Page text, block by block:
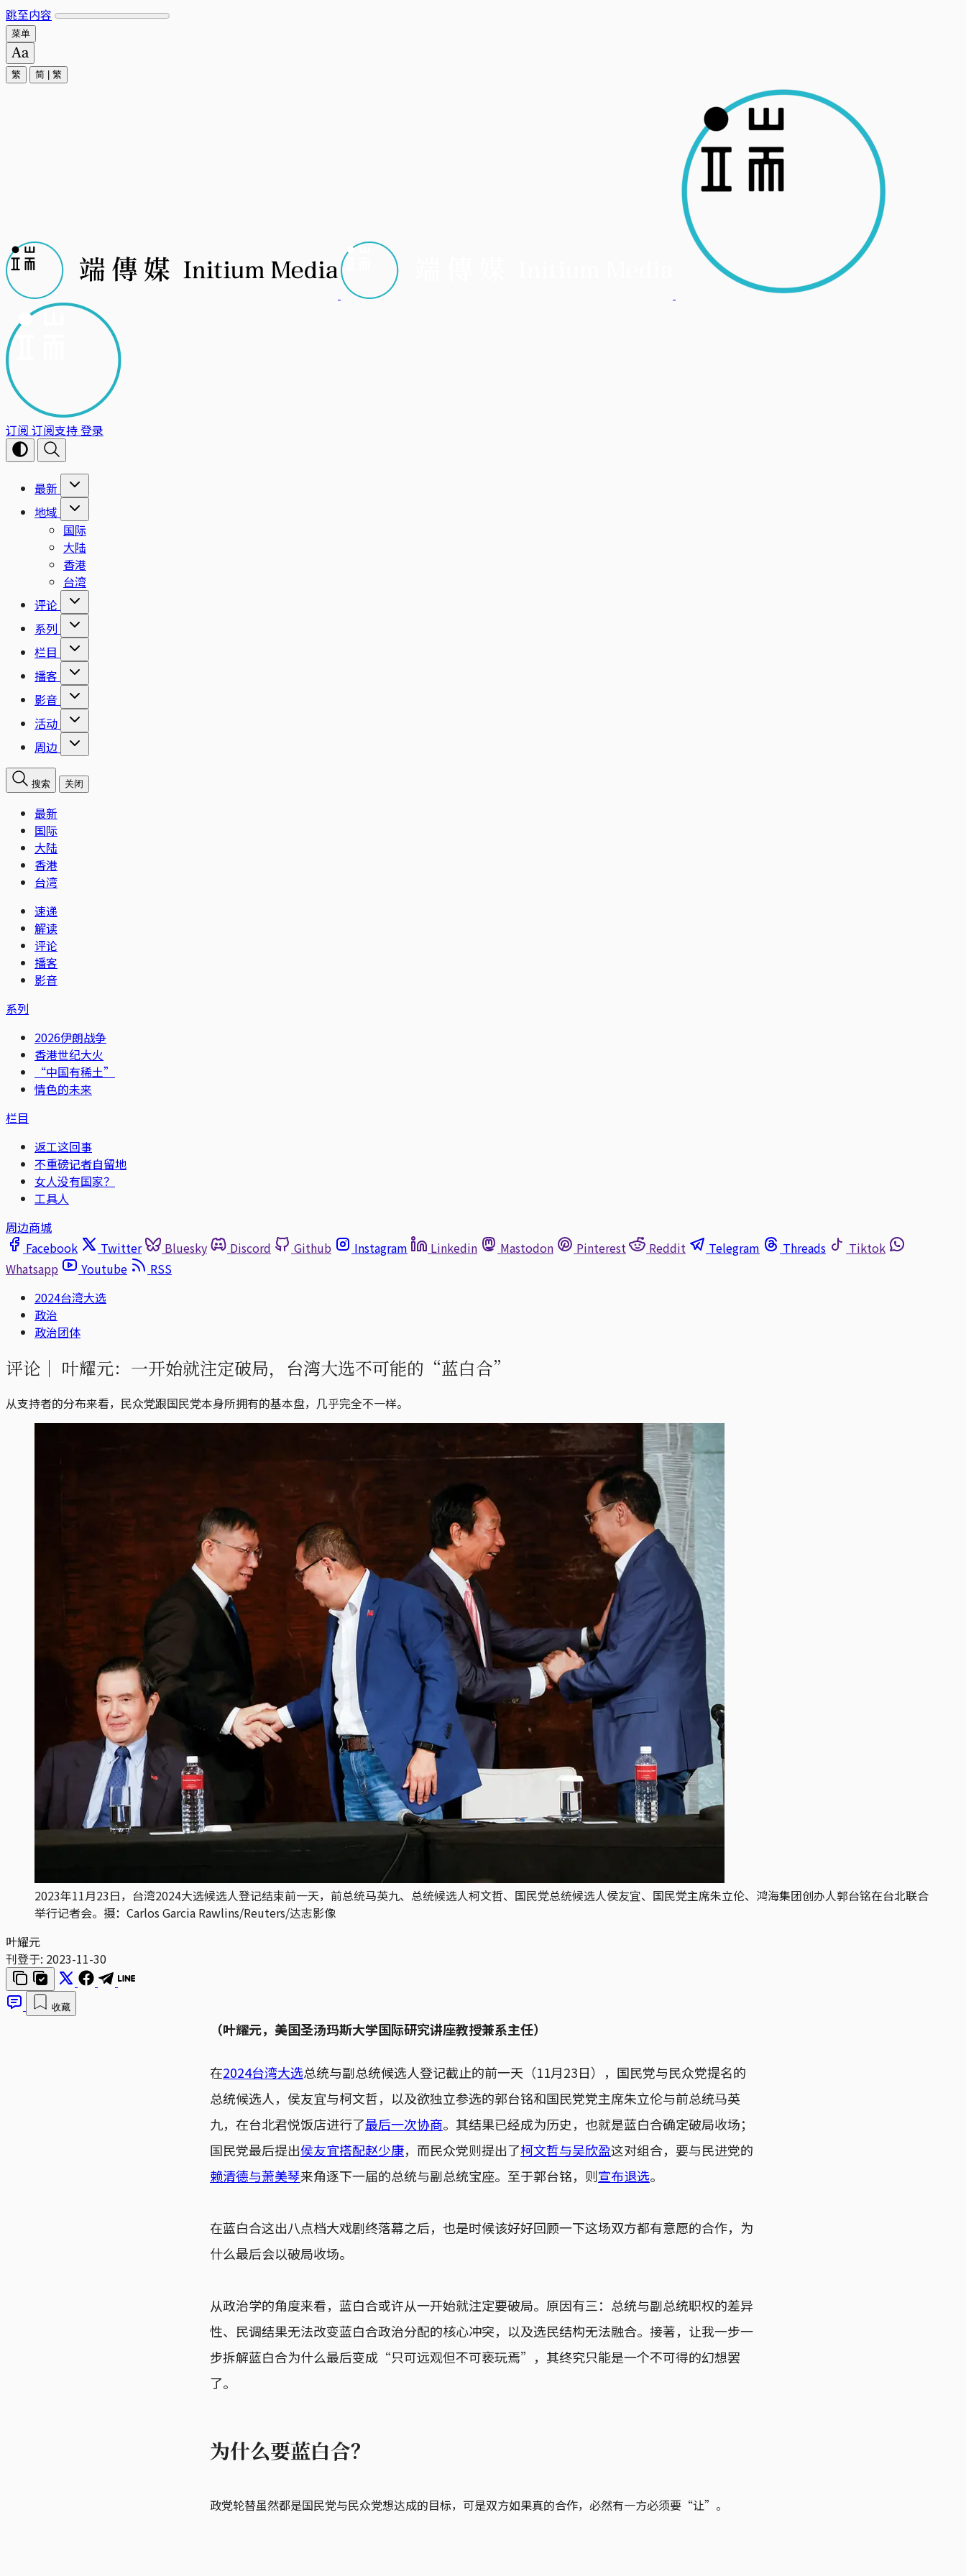
跳至内容
菜单
繁 简 繁
订阅 订阅支持登录
最新
地域
国际
大陆
香港
台湾
评论
系列
栏目
播客
影音
活动
周边
搜索 关闭
最新
国际
大陆
香港
台湾
速递
解读
评论
播客
影音
系列
2026伊朗战争
香港世纪大火
“中国有稀土”
情色的未来
栏目
返工这回事
不重磅记者自留地
女人没有国家？
工具人
周边商城
Facebook
Twitter Bluesky Discord Github Instagram Linkedin Mastodon Pinterest Reddit Telegram Threads
Tiktok
Whatsapp
Youtube
RSS
2024台湾大选
政治
政治团体
评论｜ 叶耀元：一开始就注定破局，台湾大选不可能的“蓝白合”
从支持者的分布来看，民众党跟国民党本身所拥有的基本盘，几乎完全不一样。
2023年11月23日，台湾2024大选候选人登记结束前一天，前总统马英九、总统候选人柯文哲、国民党总统候选人侯友宜、国民党主席朱立伦、鸿海集团创办人郭台铭在台北联合
举行记者会。摄：Carlos Garcia Rawlins/Reuters/达志影像
叶耀元
刊登于: 2023-11-30
收藏
（叶耀元，美国圣汤玛斯大学国际研究讲座教授兼系主任）
在2024台湾大选总统与副总统候选人登记截止的前一天（11月23日），国民党与民众党提名的
总统候选人，侯友宜与柯文哲，以及欲独立参选的郭台铭和国民党党主席朱立伦与前总统马英
九，在台北君悦饭店进行了最后一次协商。其结果已经成为历史，也就是蓝白合确定破局收场；
国民党最后提出侯友宜搭配赵少康，而民众党则提出了柯文哲与吴欣盈这对组合，要与民进党的
赖清德与萧美琴来角逐下一届的总统与副总统宝座。至于郭台铭，则宣布退选。
在蓝白合这出八点档大戏剧终落幕之后，也是时候该好好回顾一下这场双方都有意愿的合作，为
什么最后会以破局收场。
从政治学的角度来看，蓝白合或许从一开始就注定要破局。原因有三：总统与副总统职权的差异
性、民调结果无法改变蓝白合政治分配的核心冲突，以及选民结构无法融合。接著，让我一步一
步拆解蓝白合为什么最后变成“只可远观但不可亵玩焉”，其终究只能是一个不可得的幻想罢
了。
为什么要蓝白合？
政党轮替虽然都是国民党与民众党想达成的目标，可是双方如果真的合作，必然有一方必须要“让”。